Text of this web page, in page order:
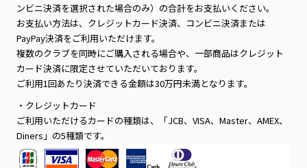
ンビニ決済を選択された場合のみ）の合計をお支払いください。
お支払い方法は、クレジットカード決済、コンビニ決済または
PayPay決済をご利用いただけます。
複数のクラブを同時にご購入される場合や、一部商品はクレジット
カード決済に限定させていただいております。
ご利用1回あたり決済できる金額は30万円未満となります。
・クレジットカード
ご利用いただけるカードの種類は、「JCB、VISA、Master、AMEX、
Diners」の5種類です。